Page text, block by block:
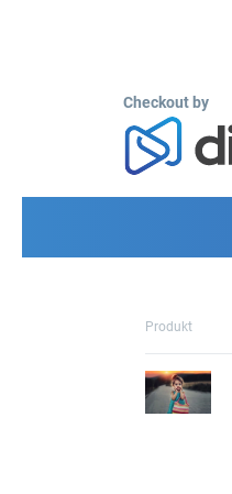
Checkout by
Produkt